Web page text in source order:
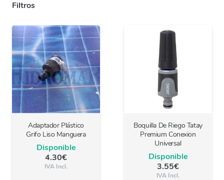
Filtros
Adaptador Plástico
Grifo Liso Manguera
Disponible
4.30€
IVA Incl.
Boquilla De Riego Tatay
Premium Conexion
Universal
Disponible
3.55€
IVA Incl.